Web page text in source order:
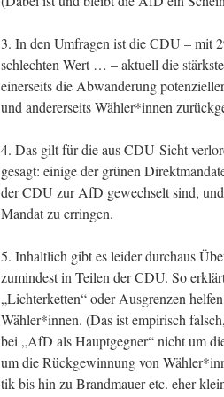
3. In den Umfra­gen ist die CDU – mit
schlech­ten Wert … – aktu­ell die
einer­seits die Abwan­de­rung
und ande­rer­seits Wähler*innen
4. Das gilt für die aus CDU-Sicht
gesagt: eini­ge der grü­nen
der CDU zur AfD gewech­selt sind,
Man­dat zu erringen.
5. Inhalt­lich gibt es lei­der durch­aus
zumin­dest in Tei­len der CDU. So
„Lich­ter­ket­ten“ oder Aus­gren­zen
Wähler*innen. (Das ist empi­risch
bei „AfD als Haupt­geg­ner“ nicht um
um die Rück­ge­win­nung von
tik bis hin zu Brand­mau­er etc. eher